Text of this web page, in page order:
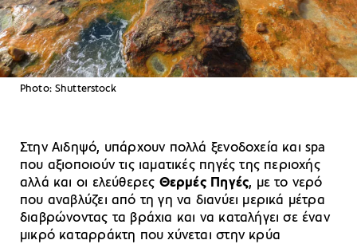
Photo: Shutterstock
Στην Αιδηψό, υπάρχουν πολλά ξενοδοχεία και spa
που αξιοποιούν τις ιαματικές πηγές της περιοχής
αλλά και οι ελεύθερες Θερμές Πηγές, με το νερό
που αναβλύζει από τη γη να διανύει μερικά μέτρα
διαβρώνοντας τα βράχια και να καταλήγει σε έναν
μικρό καταρράκτη που χύνεται στην κρύα